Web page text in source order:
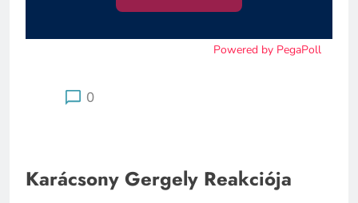
Karácsony Gergely Reakciója